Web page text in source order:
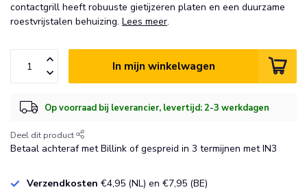
contactgrill heeft robuuste gietijzeren platen en een duurzame
roestvrijstalen behuizing. Lees meer.
In mijn winkelwagen
Op voorraad bij leverancier, levertijd: 2-3 werkdagen
Deel dit product
Betaal achteraf met Billink of gespreid in 3 termijnen met IN3
Verzendkosten €4,95 (NL) en €7,95 (BE)